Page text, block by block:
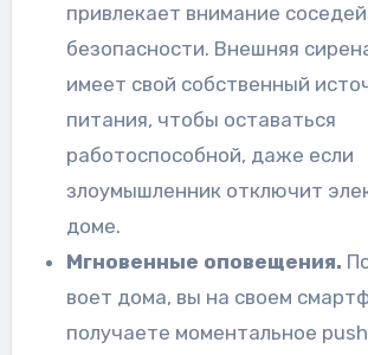
привлекает внимание
безопасности. Внешняя
имеет свой собственный
питания, чтобы оставаться
работоспособной, даже если
злоумышленник отключит
доме.
Мгновенные оповещения.
воет дома, вы на своем
получаете моментальное